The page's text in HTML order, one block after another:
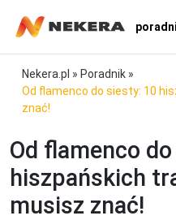
Nekera.pl » Poradnik »
Od flamenco do siesty: 10
znać!
Od flamenco
hiszpańskich
musisz znać!